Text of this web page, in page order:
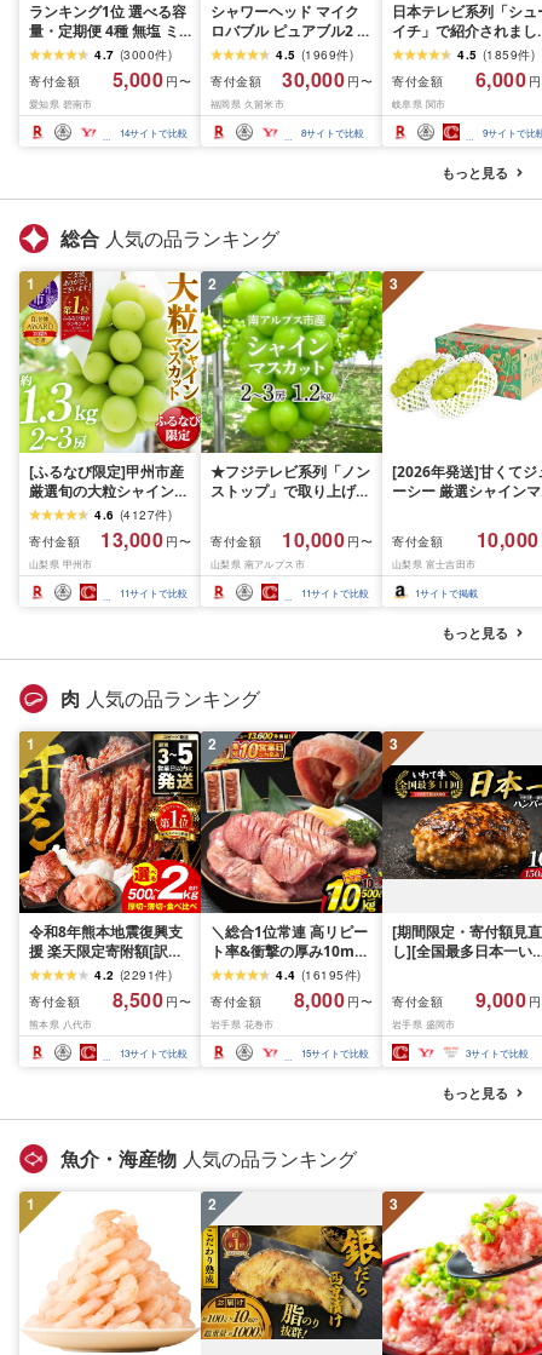
ランキング1位 選べる容
量・定期便 4種 無塩 ミ
ックスナッツ 500g 〜
4kg 素焼きアーモンド
カシューナッツ マカダ
ミアナッツ くるみ 生ナ
ッツ 直火焙煎 素焼き 塩
油 不使用 おやつ ジップ
4.7 (3000件)
寄付金額
5,000 円〜
愛知県 碧南市
14サイトで比較
シャワーヘッド マイク
ロバブル ピュアブル2 節
水 約40% 日本製 カート
リッジ不要 美肌 保湿 温
浴 選べるカラー 最強翌
日配送 洗浄 軽量 コンパ
クト 日用品 バス用品 お
風呂 お取り寄せ 福岡県
4.5 (1969件)
寄付金額
30,000 円〜
福岡県 久留米市
8サイトで比較
日本テレビ系列「シュ
イチ」で紹介されまし
(R7.09.13放送)[刀匠 関
孫六の伝統から生まれ
ツメキリ][選べる本数
本〜5本セット] 貝印 関
孫六 爪切り type102
テンレス 高級つめきり
ストッパーケース U字
取り外し可能 2WAY や
すり ギフト
4.5 (1859件)
寄付金額
6,000
岐阜県 関市
9サイトで比
もっと見る
総合 人気の品ランキング
1
[ふるなび限定]甲州市産
厳選旬の大粒シャインマ
スカット 約1.3kg 2〜3
房[2026年発送]
(MG)B12-472 FN-
Limited-VO シャインマ
スカット フルーツ
4.6 (4127件)
寄付金額
13,000 円〜
山梨県 甲州市
11サイトで比較
2
★フジテレビ系列「ノン
ストップ」で取り上げら
先行予約]南アルプス市
産シャインマスカット
1.2kg以上(2〜3房)ふる
さと納税 おすすめ 山梨
県 南アルプス市 送料無
寄付金額 10,000 円〜
山梨県 南アルプス市
11サイトで比較
3
[2026年発送]甘くてジ
ーシー 厳選シャインマ
月前半(1〜15日)から
月下旬までの発送) フ
ーツ ぶどう 果物 山梨
産 2026 旬 大粒 高級
寄付金額 10,000
山梨県 富士吉田市
1サイトで掲載
もっと見る
肉 人気の品ランキング
1
令和8年熊本地震復興支
援 楽天限定寄附額[訳あ
り]牛タン 500g〜2kg 肉
牛肉 訳あり 牛タン 冷凍
小分け 厚切り 薄切り 食
べ比べ 500g 1kg 1.5kg
2kg 牛 人気 ビーフ 牛た
ん ふるさと納税 ランキ
4.2 (2291件)
寄付金額
8,500 円〜
熊本県 八代市
13サイトで比較
2
＼総合1位常連 高リピー
ト率&衝撃の厚み10mm
厚切り牛タン 塩味/ ≪ス
ピード発送!!10営業日以
内発送≫ 選べる内容量
500g / 1kg 定期便 毎月
届く 牛肉 肉 BBQ ふるさ
と 人気 ランキング 岩手
4.4 (16195件)
寄付金額
8,000 円〜
岩手県 花巻市
15サイトで比較
3
[期間限定・寄付額見直
し][全国最多日本一い
1.5kg(150g×10個) い
て牛 × 岩中豚 ハンバー
グ 合挽き 合い挽き 黒
和牛 人気 冷凍 個包装
分け 冷凍 牛肉 豚肉 和
ビーフ ポーク はんば
ぐ 挽肉 お肉 ミンチ 肉
お弁当 hannba-gu ラ
寄付金額 9,000
岩手県 盛岡市
3サイトで比較
もっと見る
魚介・海産物 人気の品ランキング
1 2 3